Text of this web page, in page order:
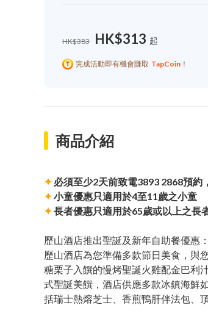
HK$383 HK$313 起
完成活動即有機會賺取 TapCoin ！
商品介紹
✦ 必須至少2天前致電3893 2868預
✦小童優惠只適用於4至11歲之小童
✦長者優惠只適用於65歲或以上之長
歷山酒店推出聖誕及新年自助餐優惠：
歷山酒店為您準備多款節日美食，與
糖栗子入饌的慢烤聖誕火雞配金巴利
式聖誕美饌，酒店供應多款冰鎮海鮮
括瑞士熱熔芝士、香煎鴨肝伴法包、